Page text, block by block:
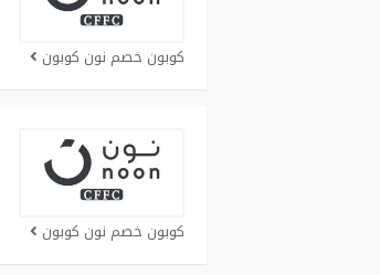
كوبون خصم نون كوبون
كوبون خصم نون كوبون